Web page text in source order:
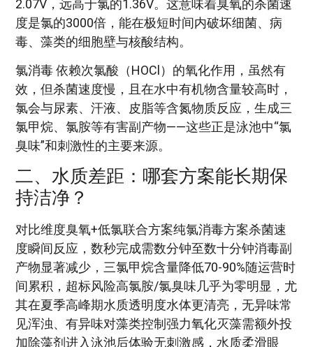
2.07V，远高于氯的1.36V。这意味着臭氧的杀菌速
度是氯的3000倍，能在极短时间内破坏细菌、病
毒、藻类的细胞壁与核酸结构。
氯消毒 依赖次氯酸（HOCl）的氧化作用，虽然有
效，但杀菌速度慢，且在水中有机物含量较高时，
氯会与尿素、汗液、皮脂等含氮物质反应，生成三
氯甲烷、氯胺等有害副产物——这些正是泳池中“氯
臭味”和刺激性的主要来源。
二、水质差距：哪套方案能长期保
持洁净？
对比维度臭氧+低氯联合方案纯氯消毒方案杀菌速
度瞬间反应，数秒完成需数分钟至数十分钟消毒副
产物显著减少，三氯甲烷含量降低70-90%随运营时
间累积，超标风险高氯胺/氯臭味几乎为零明显，尤
其在夏季高峰期水质透明度水体更清亮，无异味常
见浑浊、有异味对藻类控制强力氧化灭藻需额外投
加除藻剂进入泳池后体验无刺激感，水质柔滑眼